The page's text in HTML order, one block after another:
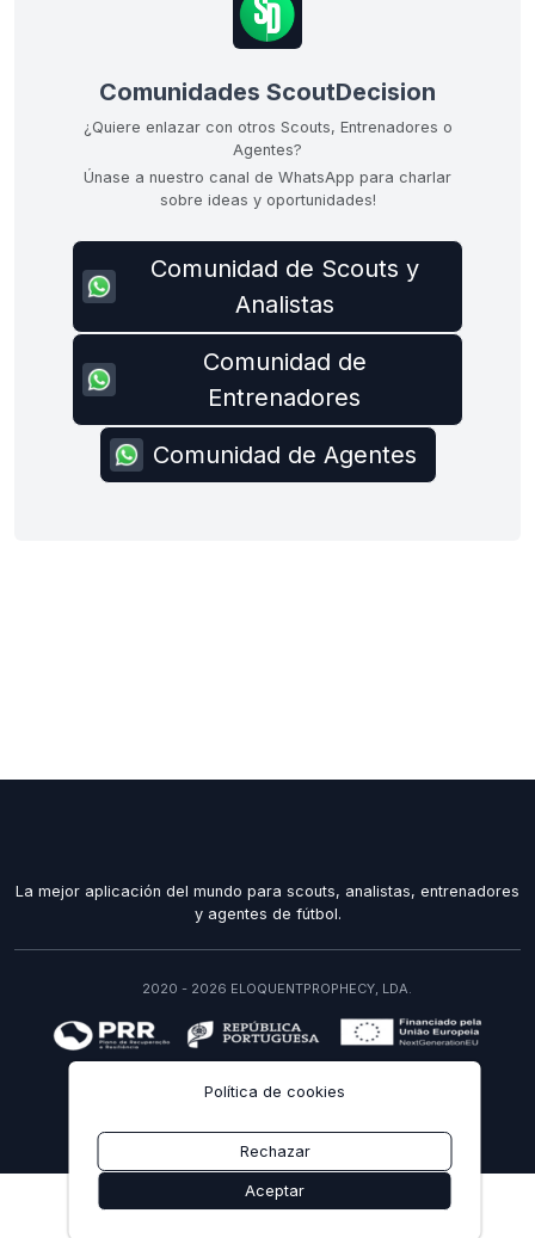
Comunidades ScoutDecision
¿Quiere enlazar con otros Scouts, Entrenadores o
Agentes?
Únase a nuestro canal de WhatsApp para charlar
sobre ideas y oportunidades!
Comunidad de Scouts y
Analistas
Comunidad de
Entrenadores
Comunidad de Agentes
Política de cookies
Rechazar
Aceptar
La mejor aplicación del mundo para scouts, analistas, entrenadores
y agentes de fútbol.
2020 - 2026 ELOQUENTPROPHECY, LDA.
recuperarportugal.gov.pt